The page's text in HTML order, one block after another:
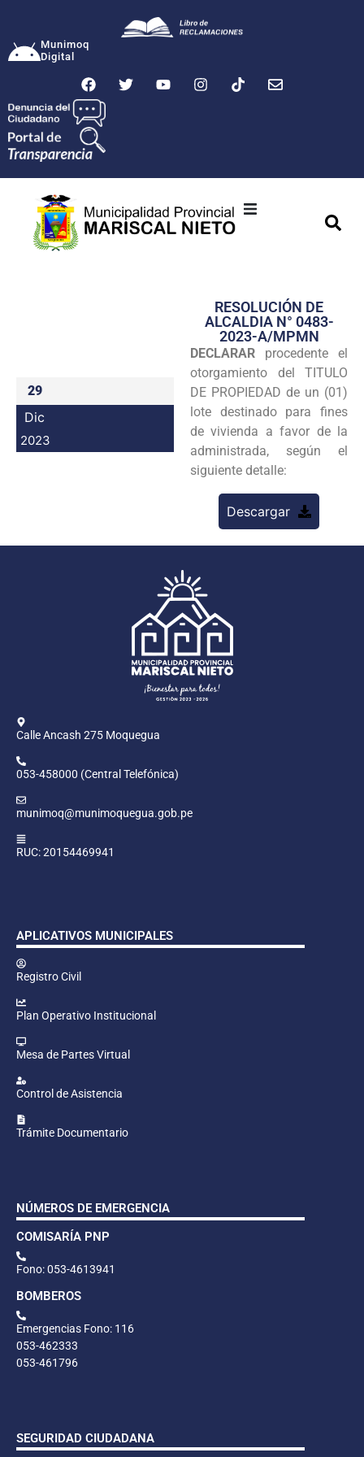
Munimoq
Digital
Transparencia
Seguridad
Programas
Intranet
29
Dic
2023
RESOLUCIÓN DE
ALCALDIA N° 0483-
2023-A/MPMN
DECLARAR procedente el
otorgamiento del TITULO
DE PROPIEDAD de un (01)
lote destinado para fines
de vivienda a favor de la
administrada, según el
siguiente detalle:
Descargar
Calle Ancash 275 Moquegua
053-458000 (Central Telefónica)
munimoq@munimoquegua.gob.pe
RUC: 20154469941
APLICATIVOS MUNICIPALES
Registro Civil
Plan Operativo Institucional
Mesa de Partes Virtual
Control de Asistencia
Trámite Documentario
NÚMEROS DE EMERGENCIA
COMISARÍA PNP
Fono: 053-4613941
BOMBEROS
Emergencias Fono: 116
053-462333
053-461796
SEGURIDAD CIUDADANA